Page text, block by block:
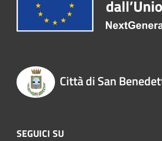
Città di San
SEGUICI SU